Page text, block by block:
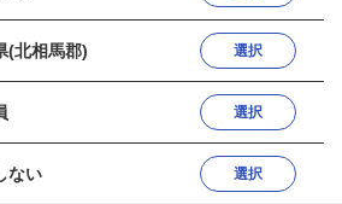
(北相馬郡) 選択
選択
ない 選択